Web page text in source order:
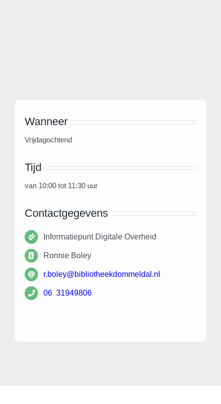
Wanneer
Vrijdagochtend
Tijd
van 10:00 tot 11:30 uur
Contactgegevens
Informatiepunt Digitale Overheid
Ronnie Boley
r.boley@bibliotheekdommeldal.nl
06 31949806